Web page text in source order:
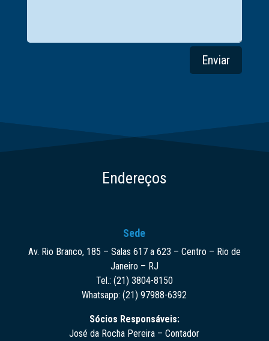
Enviar
Endereços
Sede
Av. Rio Branco, 185 – Salas 617 a 623 – Centro – Rio de
Janeiro – RJ
Tel.: (21) 3804-8150
Whatsapp: (21) 97988-6392
Sócios Responsáveis:
José da Rocha Pereira – Contador